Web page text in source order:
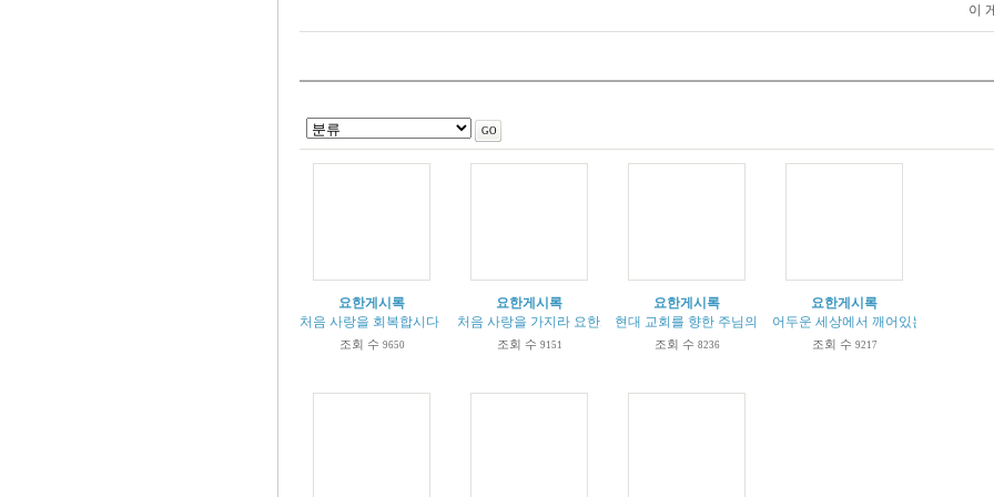
이
요한게시록
처음 사랑을 회복합시다 요한계시록 2:1-7
조회 수 9650
요한게시록
처음 사랑을 가지라 요한계시록 2:1-7
조회 수 9151
요한게시록
현대 교회를 향한 주님의 충고 요한계시록 3:14-22
조회 수 8236
요한게시록
어두운 세상에서 깨어있는 그리스도인
조회 수 9217